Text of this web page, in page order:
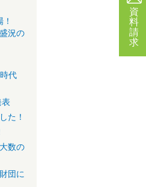
資
料
請
求
況の
代
表
た！
数の
団に